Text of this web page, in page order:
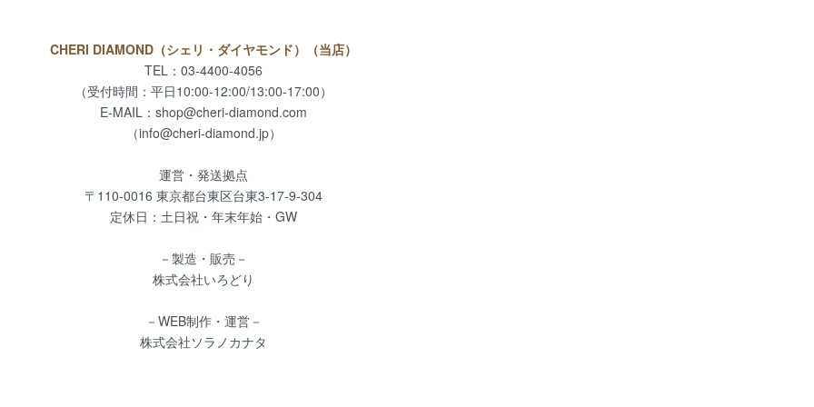
CHERI DIAMOND（シェリ・ダイヤモンド）（当店）
TEL：03-4400-4056
（受付時間：平日10:00-12:00/13:00-17:00）
E-MAIL： shop@cheri-diamond.com
（info@cheri-diamond.jp）
運営・発送拠点
〒110-0016 東京都台東区台東3-17-9-304
定休日：土日祝・年末年始・GW
－製造・販売－
株式会社いろどり
－WEB制作・運営－
株式会社ソラノカナタ